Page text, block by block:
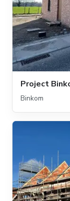
Project
Binkom